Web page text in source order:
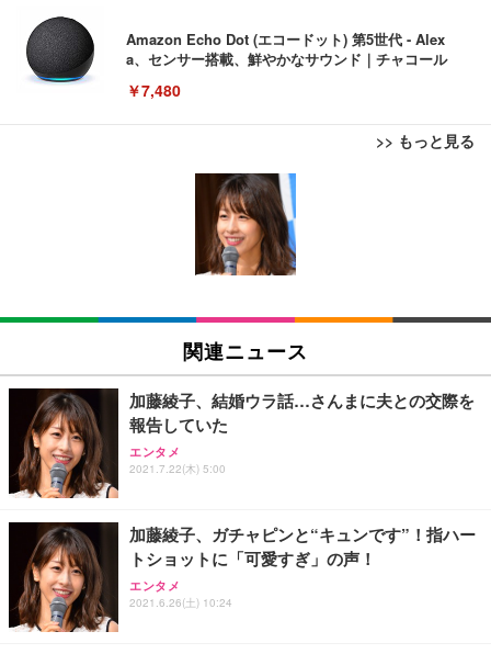
Amazon Echo Dot (エコードット) 第5世代 - Alex
a、センサー搭載、鮮やかなサウンド｜チャコール
￥7,480
>> もっと見る
[EdoErgo] オフィスチェア 椅子 テレワーク 疲れな
い 跳ね上げ式アームレスト コンパクト 約105度ロッ
キング pc 事務椅子 360度回転 座面昇降 強化ナイロ
ン樹脂ベース 通気性メッシュ 在宅ワーク H-WY01
(黒網+黒枠+黒足)
SIHOO B100 オフィスチェア／デスクチェア メッシ
ュチェア 人間工学 疲れない ブラック
￥27,999
Sezlife オフィスチェア デスクチェア 疲れない テレ
ワーク チェア 強化バックレスト 30度ロッキング機
能 人間工学 椅子 腰サポート 90度跳ね上げ式アーム
務用 おしゃれ パソコンチェア (ブラック)
Sezlife オフィスチェア デスクチェア 疲れない テレ
ワーク チェア 強化バックレスト 30度ロッキング機
能 人間工学 椅子 腰サポート 90度跳ね上げ式アーム
EIZO ビジネス向けプレミアムモニター | FlexScan
EV3240X-WT | 31.5型4K UHD・USB Type-C・ホワ
EIZO ビジネス向けプレミアムモニター | FlexScan
￥109,572
【純正品】27"ゲーミングモニター DualSense 充電
フック付き（CFI-ZDM1J）
【整備済み品】Dell E2724HS 27インチ 液晶モニタ
ー フルHD（1920×1080）VA 非光沢 HDMI/DisplayP
ort/VGA スピーカー内蔵 高さ調整 スイベル VESA対
Amazonベーシック ペットシーツ 薄型 レギュラー 1
回使い捨て 無香料 ホワイト 300枚
Amazonベーシック ペットシーツ 厚型 ワイド 42枚
x2袋(84枚) ホワイト(吸収面:ライトブルー)
￥3,234
ネオ・ルーライフ ネオ・オムツ L 中型犬用 26枚入
り 単品
Smart Basic(スマートベーシック) 【Amazon.co.jp
限定】 Smart Basic アイリスオーヤマ ペットシーツ
超厚型 お徳用 ワイド 100枚入 (x 1) (ケース販売)
関連ニュース
加藤綾子、結婚ウラ話…さんまに夫との交際を
報告していた
エンタメ
2021.7.22(木) 5:00
加藤綾子、ガチャピンと“キュンです”！指ハー
トショットに「可愛すぎ」の声！
エンタメ
2021.6.26(土) 10:24